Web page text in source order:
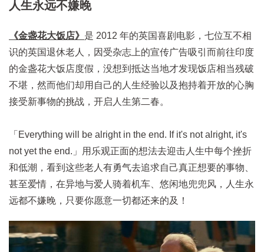
人生永远不嫌晚
《金盏花大饭店》 是 2012 年的英国喜剧电影，七位互不相
识的英国退休老人，因受杂志上的宣传广告吸引而前往印度
的金盏花大饭店度假，没想到抵达当地才发现饭店相当残破
不堪，然而他们却用自己的人生经验以及抱持着开放的心胸
接受新事物的挑战，开启人生第二春。
「Everything will be alright in the end. If it's not alright, it's
not yet the end.」用乐观正面的想法去迎击人生中每个挫折
和低潮，看到这些老人有勇气去追求自己真正想要的事物、
甚至爱情，在异地与爱人骑着机车、悠闲地兜兜风，人生永
远都不嫌晚，只要你愿意一切都还来的及！